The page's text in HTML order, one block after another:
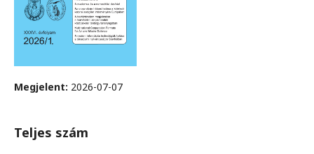
Megjelent: 2026-07-07
Teljes szám